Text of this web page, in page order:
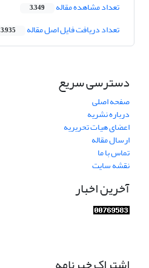
تعداد مشاهده مقاله 3,349
تعداد دریافت فایل اصل مقاله 3,935
دسترسی سریع
صفحه اصلی
درباره نشریه
اعضای هیات تحریریه
ارسال مقاله
تماس با ما
نقشه سایت
آخرین اخبار